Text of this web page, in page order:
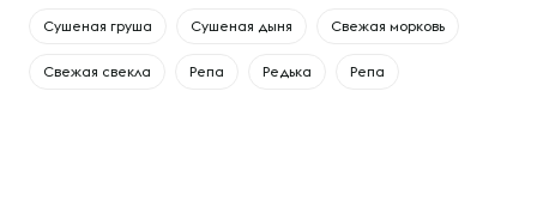
Сушеная груша Сушеная дыня Свежая морковь
Свежая свекла Репа Редька Репа